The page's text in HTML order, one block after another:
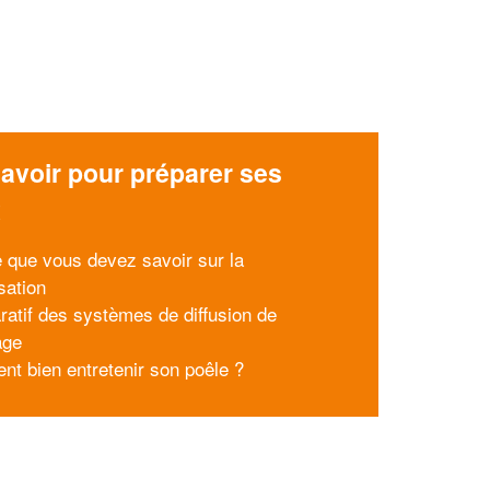
pour préparer ses
que vous devez savoir sur la
des systèmes de diffusion de
bien entretenir son poêle ?